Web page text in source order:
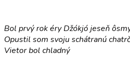
Bol prvý rok éry Džókjó jeseň
Opustil som svoju schátranú
Vietor bol chladný